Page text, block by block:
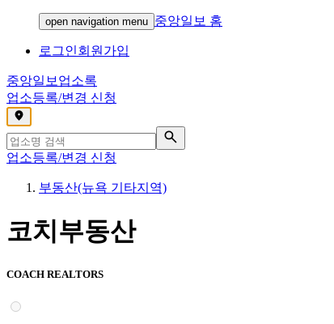
open navigation menu 중앙일보 홈
로그인회원가입
중앙일보 업소록
업소등록/변경 신청
,
업소등록/변경 신청
부동산(뉴욕 기타지역)
코치부동산
COACH REALTORS